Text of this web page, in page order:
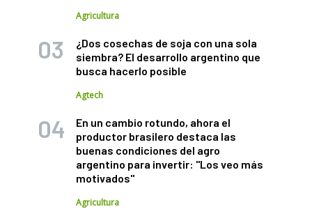
Agricultura
¿Dos cosechas de soja con una sola
siembra? El desarrollo argentino que
busca hacerlo posible
Agtech
En un cambio rotundo, ahora el
productor brasilero destaca las
buenas condiciones del agro
argentino para invertir: "Los veo más
motivados"
Agricultura